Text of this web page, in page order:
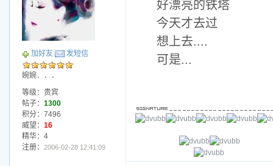
加好友 发短信
婉婉．．．
等级：贵宾
帖子： 1300
积分：7496
威望： 16
精华：4
注册： 2006-02-28 12:41:09
好漂亮的铁塔
今天才去过
想上去....
可是...